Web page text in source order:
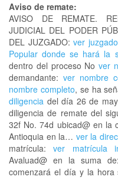
Aviso de remate:
AVISO DE REMATE.
JUDICIAL DEL PODER
DEL JUZGADO: ver
Popular donde se hará la
dentro del proceso Nover
demandante: ver nombre
nombre completo, se ha
diligencia del día 26 de
diligencia de remate del
32f No. 74d ubicad@ en la
Antioquia en la… ver la
matrícula:ver matrícula
Avaluad@ en la suma
comenzará el día y la hora